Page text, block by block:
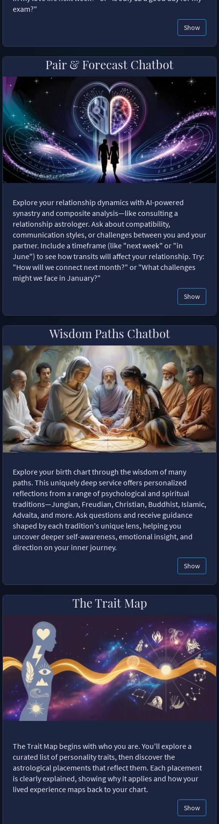
exam?"
Show
Pair & Forecast Chatbot
Explore your relationship dynamics with AI-powered
synastry and composite analysis—like consulting a
relationship astrologer. Ask about compatibility,
communication styles, or challenges between you and your
partner. Include a timeframe (like "next week" or "in
June") to see how transits will affect your relationship. Try:
"How will we connect next month?" or "What challenges
might we face in January?"
Show
Wisdom Paths Chatbot
Explore your birth chart through the wisdom of many
paths. This uniquely deep service offers personalized
reflections from a range of psychological and spiritual
traditions—Jungian, Freudian, Christian, Buddhist, Islamic,
Advaita, and more. Ask questions and receive guidance
shaped by each tradition's unique lens, helping you
uncover deeper self-awareness, emotional insight, and
direction on your inner journey.
Show
The Trait Map
The Trait Map begins with who you are. You'll explore a
curated list of personality traits, then discover the
astrological placements that reflect them. Each placement
is clearly explained, showing why it applies and how your
lived experience maps back to your chart.
Show